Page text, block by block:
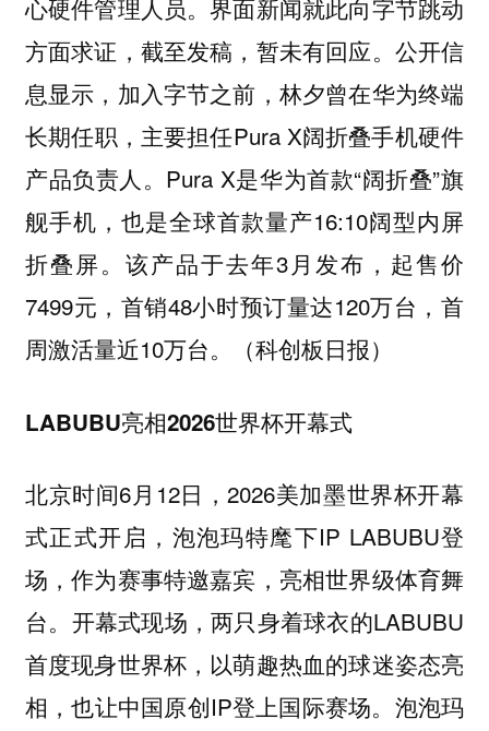
心硬件管理人员。界面新闻就此向字节跳动
方面求证，截至发稿，暂未有回应。公开信
息显示，加入字节之前，林夕曾在华为终端
长期任职，主要担任Pura X阔折叠手机硬件
产品负责人。Pura X是华为首款“阔折叠”旗
舰手机，也是全球首款量产16:10阔型内屏
折叠屏。该产品于去年3月发布，起售价
7499元，首销48小时预订量达120万台，首
周激活量近10万台。（科创板日报）
LABUBU亮相2026世界杯开幕式
北京时间6月12日，2026美加墨世界杯开幕
式正式开启，泡泡玛特麾下IP LABUBU登
场，作为赛事特邀嘉宾，亮相世界级体育舞
台。开幕式现场，两只身着球衣的LABUBU
首度现身世界杯，以萌趣热血的球迷姿态亮
相，也让中国原创IP登上国际赛场。泡泡玛